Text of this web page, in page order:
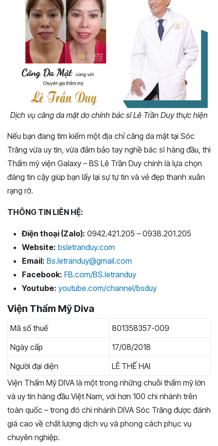
Dịch vụ căng da mặt do chính bác sĩ Lê Trần Duy thực hiện
Nếu bạn đang tìm kiếm một địa chỉ căng da mặt tại Sóc
Trăng vừa uy tín, vừa đảm bảo tay nghề bác sĩ hàng đầu, thì
Thẩm mỹ viện Galaxy – BS Lê Trần Duy chính là lựa chọn
đáng tin cậy giúp bạn lấy lại sự tự tin và vẻ đẹp thanh xuân
rạng rỡ.
THÔNG TIN LIÊN HỆ:
Điện thoại (Zalo): 0942.421.205 – 0938.201.205
Website: bsletranduy.com
Email: Bs.letranduy@gmail.com
Facebook: FB.com/BS.letranduy
Youtube: youtube.com/channel/bsduy
Viện Thẩm Mỹ Diva
Mã số thuế
801358357-009
Ngày cấp
17/08/2018
Người đại diện
LÊ THẾ HAI
Viện Thẩm Mỹ DIVA là một trong những chuỗi thẩm mỹ lớn
và uy tín hàng đầu Việt Nam, với hơn 100 chi nhánh trên
toàn quốc – trong đó chi nhánh DIVA Sóc Trăng được đánh
giá cao về chất lượng dịch vụ và phong cách phục vụ
chuyên nghiệp.